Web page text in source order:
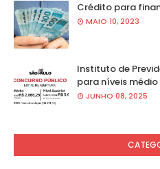
Crédito para
MAIO 10, 2023
Instituto de
para níveis médio
JUNHO 08, 2025